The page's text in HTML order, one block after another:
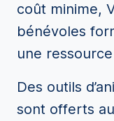
coût minime,
bénévoles
une
Des outils
sont offerts